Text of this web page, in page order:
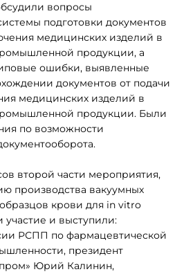
вопросы
подготовки документов
медицинских изделий в
продукции, а
ошибки, выявленные
документов от подачи
медицинских изделий в
продукции. Были
по возможности
второй части мероприятия,
производства вакуумных
крови для in vitro
участие и выступили:
РСПП по фармацевтической
президент
Юрий Калинин,